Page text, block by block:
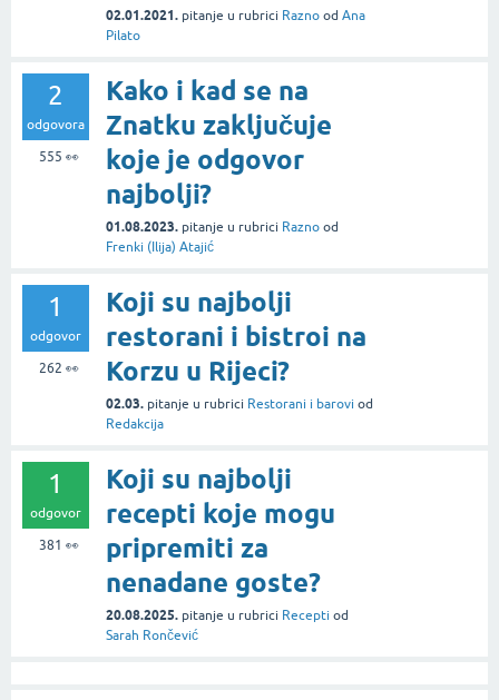
02.01.2021. pitanje u rubrici Razno od Ana
Pilato
2
odgovora
555 👀
Kako i kad se na
Znatku zaključuje
koje je odgovor
najbolji?
01.08.2023. pitanje u rubrici Razno od
Frenki (Ilija) Atajić
1
odgovor
262 👀
Koji su najbolji
restorani i bistroi na
Korzu u Rijeci?
02.03. pitanje u rubrici Restorani i barovi od
Redakcija
1
odgovor
381 👀
Koji su najbolji
recepti koje mogu
pripremiti za
nenadane goste?
20.08.2025. pitanje u rubrici Recepti od
Sarah Rončević